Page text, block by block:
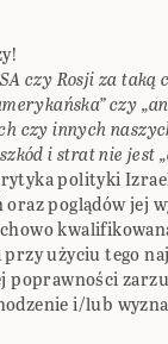
czy Rosji za taką
czy
czy innych
i strat nie jest
polityki
poglądów jej
użyciu tego
poprawności
i/lub